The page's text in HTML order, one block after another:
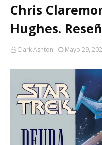
Chris
Hughes.
Clark Ashton Mayo 29,